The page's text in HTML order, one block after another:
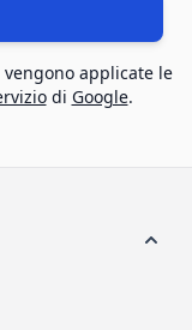
vengono applicate le
di Google.